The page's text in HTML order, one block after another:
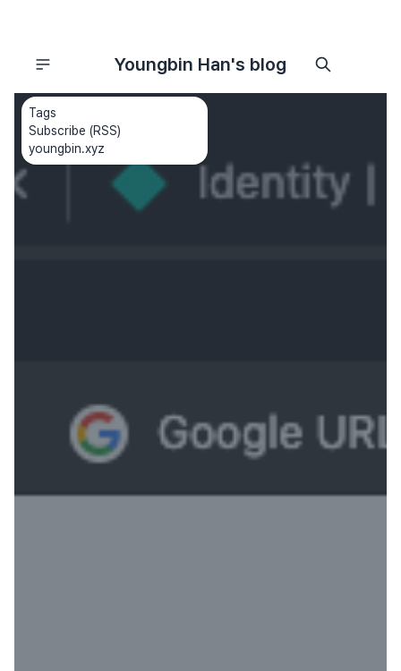
Tags
Subscribe (RSS)
youngbin.xyz
Youngbin Han's blog